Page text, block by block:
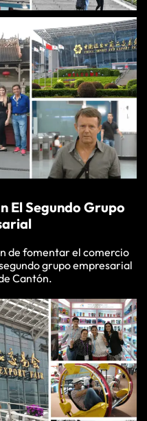
El Segundo Grupo
de fomentar el comercio
grupo empresarial
Cantón.